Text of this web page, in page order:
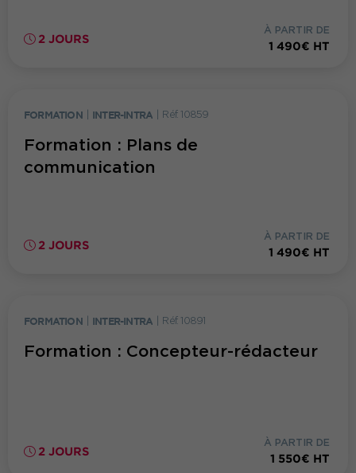
2 JOURS
À PARTIR DE
1 490€ HT
FORMATION INTER-INTRA Réf. 10859
Formation : Plans de
communication
2 JOURS
À PARTIR DE
1 490€ HT
FORMATION INTER-INTRA Réf. 10891
Formation : Concepteur-rédacteur
2 JOURS
À PARTIR DE
1 550€ HT